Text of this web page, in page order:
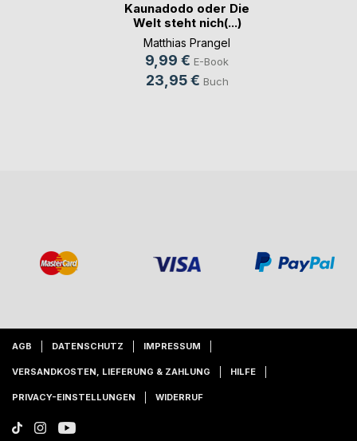
Kaunadodo oder Die
Welt steht nich(...)
Matthias Prangel
9,99 € E-Book
23,95 € Buch
AGB DATENSCHUTZ IMPRESSUM
VERSANDKOSTEN, LIEFERUNG & ZAHLUNG HILFE
PRIVACY-EINSTELLUNGEN WIDERRUF